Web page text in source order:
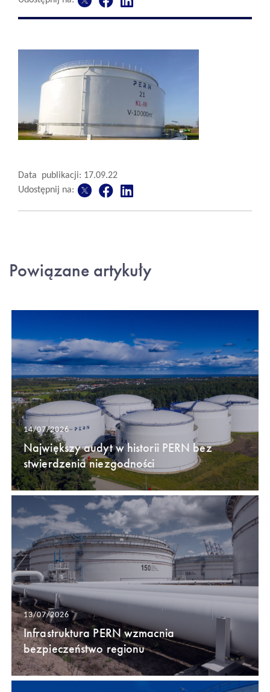
Data publikacji: 17.09.22
Udostępnij na:
Powiązane artykuły
14/07/2026
Największy audyt w historii PERN bez
stwierdzenia niezgodności
13/07/2026
Infrastruktura PERN wzmacnia
bezpieczeństwo regionu